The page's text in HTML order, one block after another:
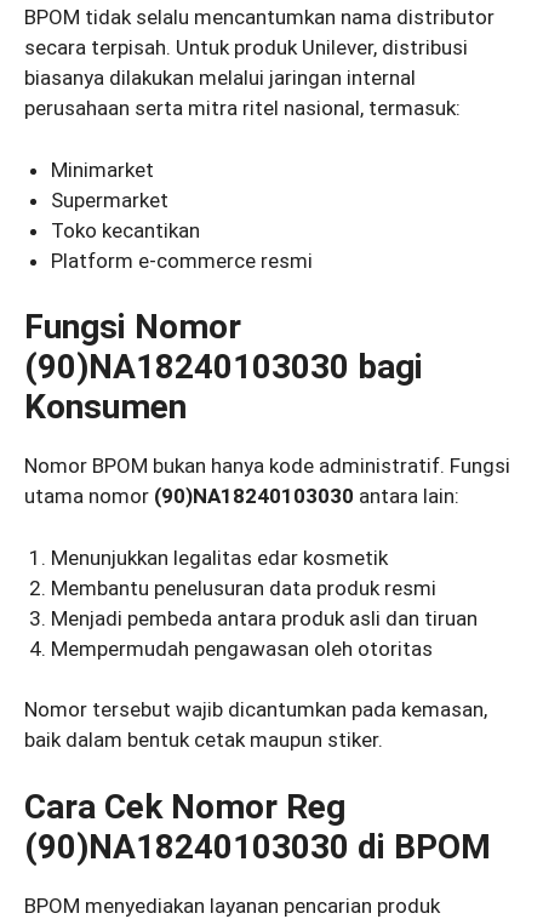
BPOM tidak selalu mencantumkan nama distributor
secara terpisah. Untuk produk Unilever, distribusi
biasanya dilakukan melalui jaringan internal
perusahaan serta mitra ritel nasional, termasuk:
Minimarket
Supermarket
Toko kecantikan
Platform e-commerce resmi
Fungsi Nomor
(90)NA18240103030 bagi
Konsumen
Nomor BPOM bukan hanya kode administratif. Fungsi
utama nomor (90)NA18240103030 antara lain:
Menunjukkan legalitas edar kosmetik
Membantu penelusuran data produk resmi
Menjadi pembeda antara produk asli dan tiruan
Mempermudah pengawasan oleh otoritas
Nomor tersebut wajib dicantumkan pada kemasan,
baik dalam bentuk cetak maupun stiker.
Cara Cek Nomor Reg
(90)NA18240103030 di BPOM
BPOM menyediakan layanan pencarian produk